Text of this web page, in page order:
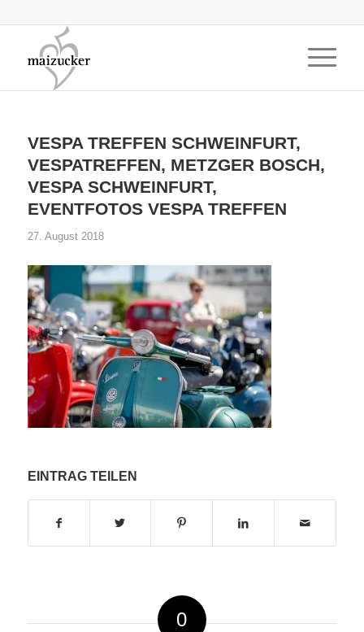
VESPA TREFFEN SCHWEINFURT,
VESPATREFFEN, METZGER BOSCH,
VESPA SCHWEINFURT,
EVENTFOTOS VESPA TREFFEN
27. August 2018
EINTRAG TEILEN
0